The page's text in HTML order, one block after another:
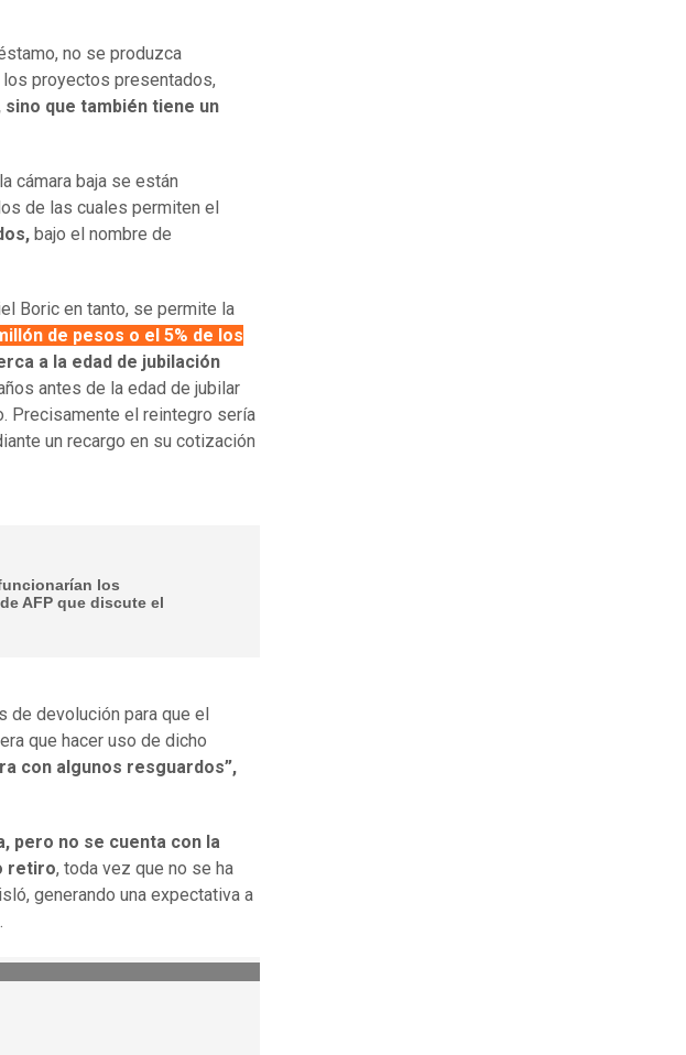
no se produzca
proyectos presentados,
que también tiene un
cámara baja se están
de las cuales permiten el
bajo el nombre de
Boric en tanto, se permite la
de pesos o el 5% de los
a la edad de jubilación
antes de la edad de jubilar
Precisamente el reintegro sería
un recargo en su cotización
los
AFP que discute el
de devolución para que el
que hacer uso de dicho
con algunos resguardos”,
pero no se cuenta con la
retiro, toda vez que no se ha
generando una expectativa a